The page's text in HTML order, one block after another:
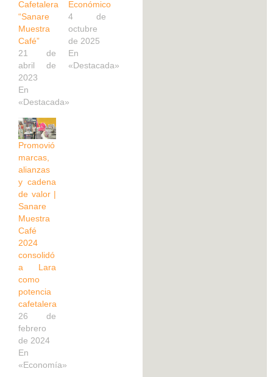
Cafetalera
“Sanare
Muestra
Café”
21 de
abril de
2023
En
«Destacada»
Económico
4 de
octubre
de 2025
En
«Destacada»
Promovió
marcas,
alianzas
y cadena
de valor |
Sanare
Muestra
Café
2024
consolidó
a Lara
como
potencia
cafetalera
26 de
febrero
de 2024
En
«Economía»